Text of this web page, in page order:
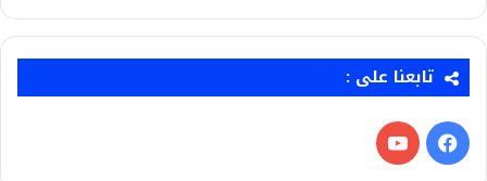
تابعنا على :
فيسبوك‫YouTube